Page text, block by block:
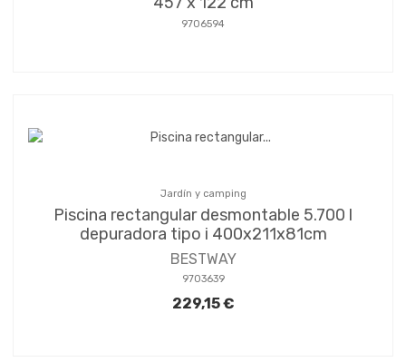
9706594
Jardín y camping
Piscina rectangular desmontable 5.700 l
depuradora tipo i 400x211x81cm
BESTWAY
9703639
229,15 €